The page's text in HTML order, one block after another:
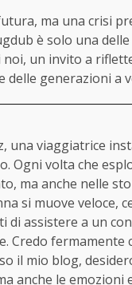
ma una crisi
è solo una
un invito a
generazioni a
una viaggiatrice
Ogni volta che
ma anche nelle
si muove veloce,
di assistere a un
Credo
il mio blog,
anche le